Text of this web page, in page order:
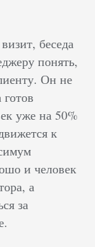
беседа
понять,
Он не
уже на 50%
к
и человек
а
за